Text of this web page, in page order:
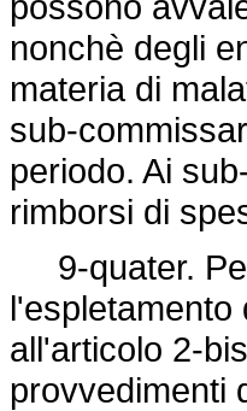
nonchè degli
materia di
sub-
periodo. Ai
rimborsi di
9-quater.
l'espletamento
all'articolo 2-
provvedimenti